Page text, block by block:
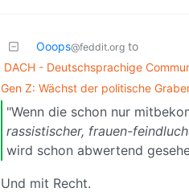
Ooops@feddit.org to
DACH - Deutschsprachige
Gen Z: Wächst der politische
"Wenn die schon nur
rassistischer, frauen-
wird schon abwertend
Und mit Recht.